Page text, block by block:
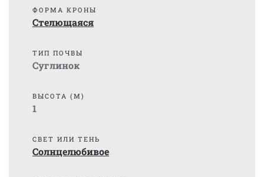
ФОРМА КРОНЫ
Стелющаяся
ТИП ПОЧВЫ
Суглинок
ВЫСОТА (М)
1
СВЕТ ИЛИ ТЕНЬ
Солнцелюбивое